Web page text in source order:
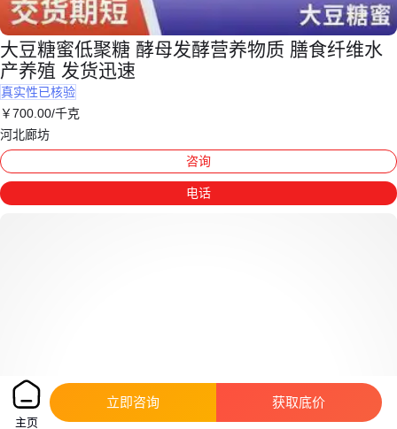
大豆糖蜜低聚糖 酵母发酵营养物质 膳食纤维水
产养殖 发货迅速
真实性已核验
￥700.00/千克
河北廊坊
咨询
电话
主页
立即咨询 获取底价